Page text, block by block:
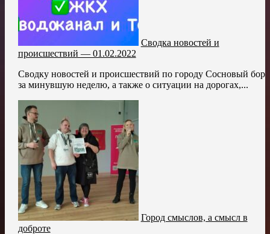
Сводка новостей и
происшествий — 01.02.2022
Сводку новостей и происшествий по городу Сосновый бор
за минувшую неделю, а также о ситуации на дорогах,...
Город смыслов, а смысл в
доброте